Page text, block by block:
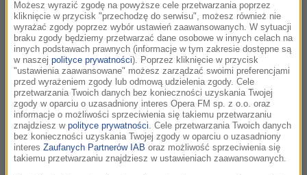
Subskrybujpodcast
Wybrany odcinek podcastu:
"Konopielka" Edwarda Redlińskiego
Odtwórz
00:00
Wycisz
Udostępnij
Możesz wyrazić zgodę na powyższe cele przetwarzania poprzez
kliknięcie w przycisk "przechodzę do serwisu", możesz również nie
wyrażać zgody poprzez wybór ustawień zaawansowanych. W sytuacji
braku zgody będziemy przetwarzać dane osobowe w innych celach na
innych podstawach prawnych (informacje w tym zakresie dostępne są
w naszej polityce prywatności). Poprzez kliknięcie w przycisk
"ustawienia zaawansowane" możesz zarządzać swoimi preferencjami
przed wyrażeniem zgody lub odmową udzielenia zgody. Cele
przetwarzania Twoich danych bez konieczności uzyskania Twojej
zgody w oparciu o uzasadniony interes Opera FM sp. z o.o. oraz
informacje o możliwości sprzeciwienia się takiemu przetwarzaniu
znajdziesz w polityce prywatności. Cele przetwarzania Twoich danych
bez konieczności uzyskania Twojej zgody w oparciu o uzasadniony
interes Zaufanych Partnerów IAB oraz możliwość sprzeciwienia się
takiemu przetwarzaniu znajdziesz w ustawieniach zaawansowanych.